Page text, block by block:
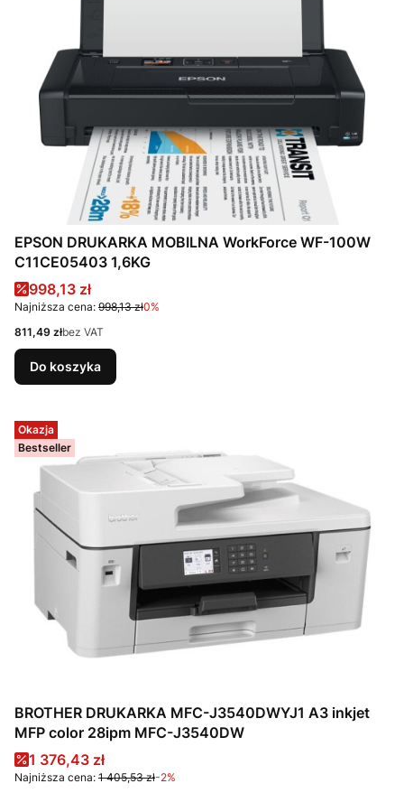
EPSON DRUKARKA MOBILNA WorkForce WF-100W
C11CE05403 1,6KG
Cena promocyjna
998,13 zł
Najniższa cena: 998,13 zł0%
Cena
811,49 złbez VAT
Do koszyka
Okazja
Bestseller
BROTHER DRUKARKA MFC-J3540DWYJ1 A3 inkjet
MFP color 28ipm MFC-J3540DW
Cena promocyjna
1 376,43 zł
Najniższa cena: 1 405,53 zł-2%